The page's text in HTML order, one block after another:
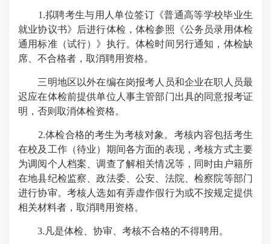
1.拟聘考生与用人单位签订《普通高等学校毕业生
就业协议书》后进行体检，体检参照《公务员录用体检
通用标准（试行）》执行。体检时间另行通知，体检缺
席、不合格者，取消聘用资格。
三明地区以外在编在岗报考人员和企业在职人员最
迟应在体检前提供单位人事主管部门出具的同意报考证
明，否则取消体检资格。
2.体检合格的考生为考核对象。考核内容包括考生
在校及工作（待业）期间各方面的表现，考核方式主要
为调阅个人档案、调查了解相关情况等，同时由户籍所
在地县纪检监察、政法委、公安、法院、检察院等部门
进行协审。考核人选如有弄虚作假行为或不按规定提供
相关材料者，取消聘用资格。
3. 凡是体检、协审、考核不合格的不得聘用。